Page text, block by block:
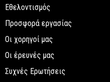
Εθελοντισμός
Προσφορά εργασίας
Οι χορηγοί μας
Οι έρευνές μας
Συχνές Ερωτήσεις